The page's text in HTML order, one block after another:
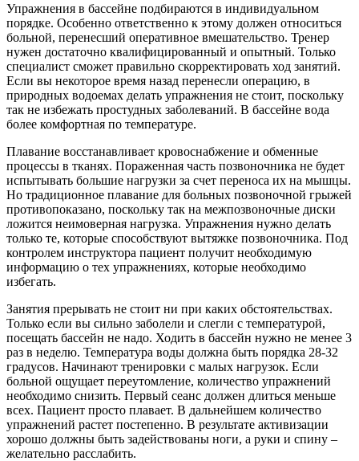
Упражнения в бассейне подбираются в индивидуальном
порядке. Особенно ответственно к этому должен относиться
больной, перенесший оперативное вмешательство. Тренер
нужен достаточно квалифицированный и опытный. Только
специалист сможет правильно скорректировать ход занятий.
Если вы некоторое время назад перенесли операцию, в
природных водоемах делать упражнения не стоит, поскольку
так не избежать простудных заболеваний. В бассейне вода
более комфортная по температуре.
Плавание восстанавливает кровоснабжение и обменные
процессы в тканях. Пораженная часть позвоночника не будет
испытывать большие нагрузки за счет переноса их на мышцы.
Но традиционное плавание для больных позвоночной грыжей
противопоказано, поскольку так на межпозвоночные диски
ложится неимоверная нагрузка. Упражнения нужно делать
только те, которые способствуют вытяжке позвоночника. Под
контролем инструктора пациент получит необходимую
информацию о тех упражнениях, которые необходимо
избегать.
Занятия прерывать не стоит ни при каких обстоятельствах.
Только если вы сильно заболели и слегли с температурой,
посещать бассейн не надо. Ходить в бассейн нужно не менее 3
раз в неделю. Температура воды должна быть порядка 28-32
градусов. Начинают тренировки с малых нагрузок. Если
больной ощущает переутомление, количество упражнений
необходимо снизить. Первый сеанс должен длиться меньше
всех. Пациент просто плавает. В дальнейшем количество
упражнений растет постепенно. В результате активизации
хорошо должны быть задействованы ноги, а руки и спину –
желательно расслабить.